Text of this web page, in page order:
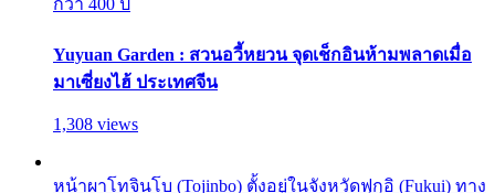
Yuyuan Garden : สวนอวี้หยวน จุดเช็กอินห้ามพลาดเมื่อ
มาเซี่ยงไฮ้ ประเทศจีน
1,308 views
หน้าผาโทจินโบ (Tojinbo) ตั้งอยู่ในจังหวัดฟุกุอิ (Fukui) ทาง